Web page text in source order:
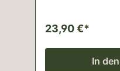
23,90 €*
In